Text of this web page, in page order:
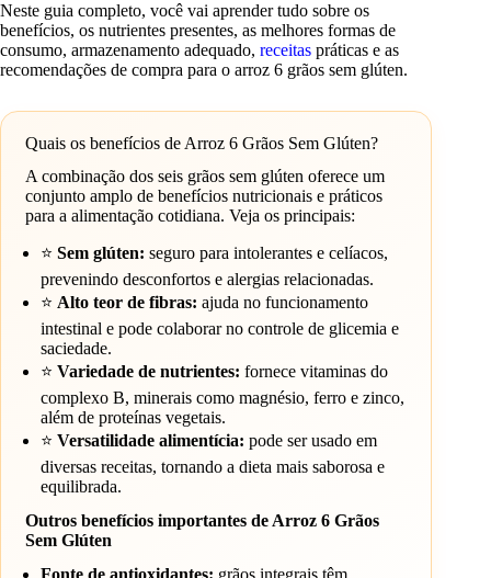
Neste guia completo, você vai aprender tudo sobre os
benefícios, os nutrientes presentes, as melhores formas de
consumo, armazenamento adequado, receitas práticas e as
recomendações de compra para o arroz 6 grãos sem glúten.
Quais os benefícios de Arroz 6 Grãos Sem Glúten?
A combinação dos seis grãos sem glúten oferece um
conjunto amplo de benefícios nutricionais e práticos
para a alimentação cotidiana. Veja os principais:
⭐Sem glúten: seguro para intolerantes e celíacos,
prevenindo desconfortos e alergias relacionadas.
⭐ Alto teor de fibras: ajuda no funcionamento
intestinal e pode colaborar no controle de glicemia e
saciedade.
⭐Variedade de nutrientes: fornece vitaminas do
complexo B, minerais como magnésio, ferro e zinco,
além de proteínas vegetais.
⭐Versatilidade alimentícia: pode ser usado em
diversas receitas, tornando a dieta mais saborosa e
equilibrada.
Outros benefícios importantes de Arroz 6 Grãos
Sem Glúten
Fonte de antioxidantes: grãos integrais têm